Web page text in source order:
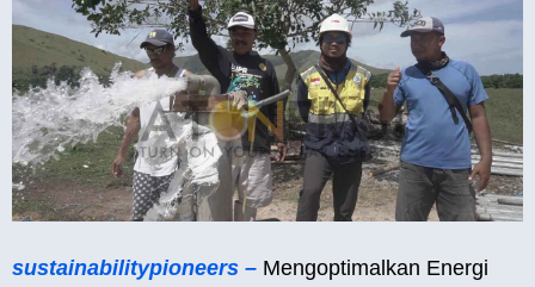
sustainabilitypioneers – Mengoptimalkan Energi